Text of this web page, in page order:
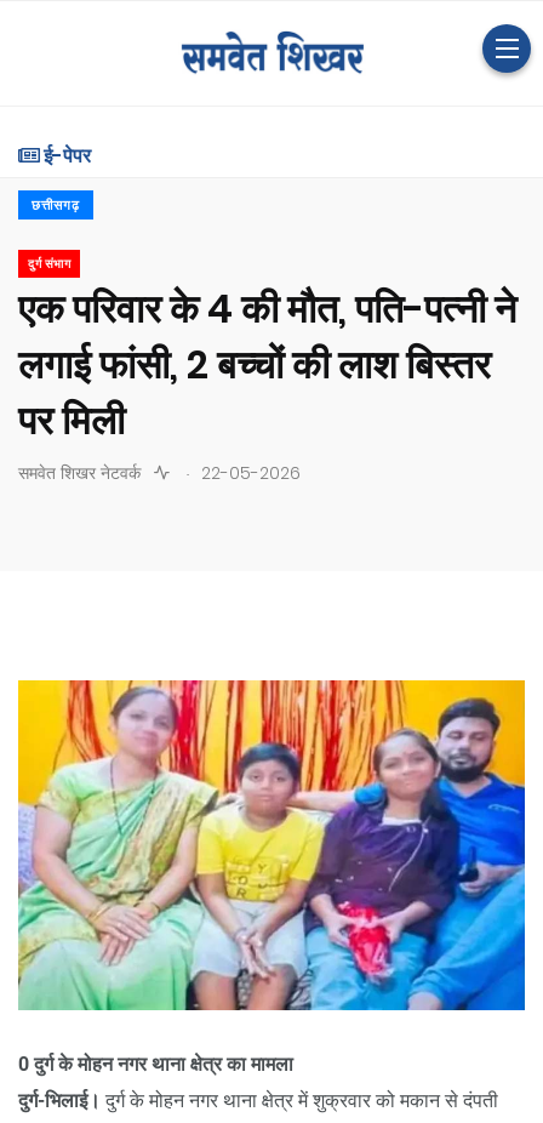
ई-पेपर
छत्तीसगढ़
दुर्ग संभाग
एक परिवार के 4 की मौत, पति-पत्नी ने
लगाई फांसी, 2 बच्चों की लाश बिस्तर
पर मिली
समवेत शिखर नेटवर्क . 22-05-2026
0 दुर्ग के मोहन नगर थाना क्षेत्र का मामला
दुर्ग-भिलाई। दुर्ग के मोहन नगर थाना क्षेत्र में शुक्रवार को मकान से दंपती